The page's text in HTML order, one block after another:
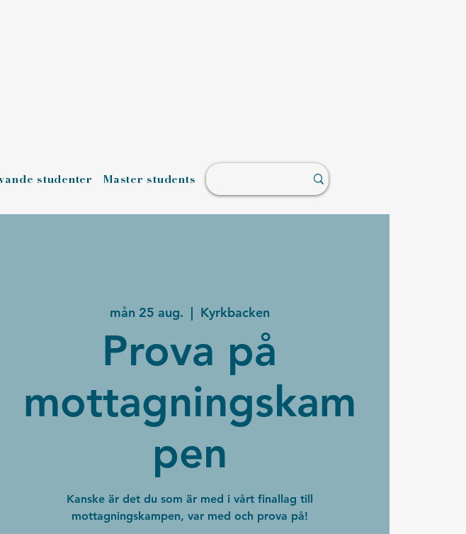
studenter Master students
mån 25 aug.
  |
Kyrkbacken
Prova på
mottagningskam
pen
Kanske är det du som är med i vårt finallag till
mottagningskampen, var med och prova på!